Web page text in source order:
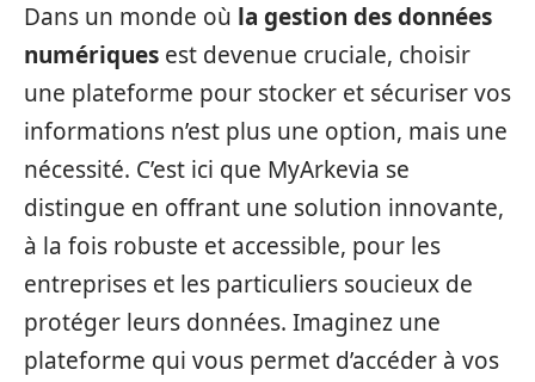
Dans un monde où la gestion des données
numériques est devenue cruciale, choisir
une plateforme pour stocker et sécuriser vos
informations n’est plus une option, mais une
nécessité. C’est ici que MyArkevia se
distingue en offrant une solution innovante,
à la fois robuste et accessible, pour les
entreprises et les particuliers soucieux de
protéger leurs données. Imaginez une
plateforme qui vous permet d’accéder à vos